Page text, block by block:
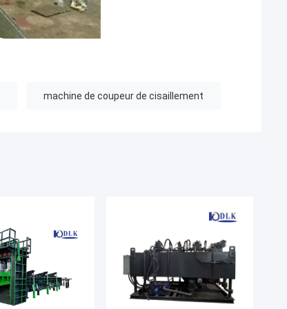
machine de coupeur de cisaillement